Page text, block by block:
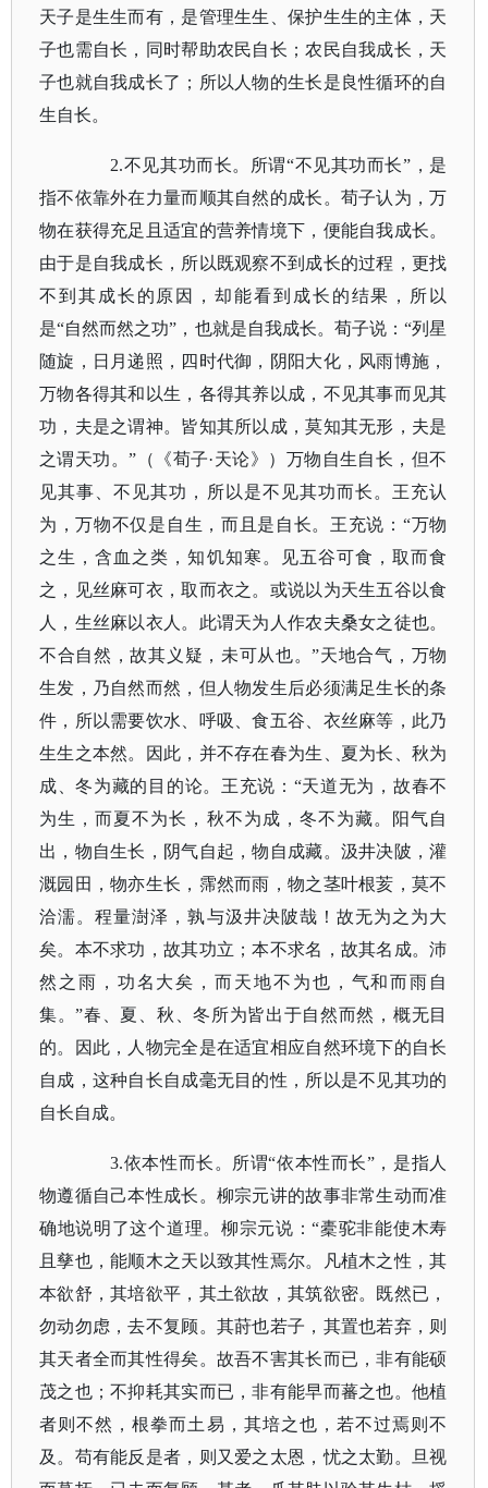
天子是生生而有，是管理生生、保护生生的主体，天
子也需自长，同时帮助农民自长；农民自我成长，天
子也就自我成长了；所以人物的生长是良性循环的自
生自长。
2.不见其功而长。所谓“不见其功而长”，是
指不依靠外在力量而顺其自然的成长。荀子认为，万
物在获得充足且适宜的营养情境下，便能自我成长。
由于是自我成长，所以既观察不到成长的过程，更找
不到其成长的原因，却能看到成长的结果，所以
是“自然而然之功”，也就是自我成长。荀子说：“列星
随旋，日月递照，四时代御，阴阳大化，风雨博施，
万物各得其和以生，各得其养以成，不见其事而见其
功，夫是之谓神。皆知其所以成，莫知其无形，夫是
之谓天功。”（
《荀子·天论》
）万物自生自长，但不
见其事、不见其功，所以是不见其功而长。王充认
为，万物不仅是自生，而且是自长。王充说： “万物
之生，含血之类，知饥知寒。见五谷可食，取而食
之，见丝麻可衣，取而衣之。或说以为天生五谷以食
人，生丝麻以衣人。此谓天为人作农夫桑女之徒也。
不合自然，故其义疑，未可从也。”天地合气，万物
生发，乃自然而然，但人物发生后必须满足生长的条
件，所以需要饮水、呼吸、食五谷、衣丝麻等，此乃
生生之本然。因此，并不存在春为生、夏为长、秋为
成、冬为藏的目的论。王充说：“天道无为，故春不
为生，而夏不为长，秋不为成，冬不为藏。阳气自
出，物自生长，阴气自起，物自成藏。汲井决陂，灌
溉园田，物亦生长，霈然而雨，物之茎叶根荄，莫不
洽濡。程量澍泽，孰与汲井决陂哉！故无为之为大
矣。本不求功，故其功立；本不求名，故其名成。沛
然之雨，功名大矣，而天地不为也，气和而雨自
集。”春、夏、秋、冬所为皆出于自然而然，概无目
的。因此，人物完全是在适宜相应自然环境下的自长
自成，这种自长自成毫无目的性，所以是不见其功的
自长自成。
3.依本性而长。所谓“依本性而长”，是指人
物遵循自己本性成长。柳宗元讲的故事非常生动而准
确地说明了这个道理。柳宗元说：“橐驼非能使木寿
且孳也，能顺木之天以致其性焉尔。凡植木之性，其
本欲舒，其培欲平，其土欲故，其筑欲密。既然已，
勿动勿虑，去不复顾。其莳也若子，其置也若弃，则
其天者全而其性得矣。故吾不害其长而已，非有能硕
茂之也；不抑耗其实而已，非有能早而蕃之也。他植
者则不然，根拳而土易，其培之也，若不过焉则不
及。苟有能反是者，则又爱之太恩，忧之太勤。旦视